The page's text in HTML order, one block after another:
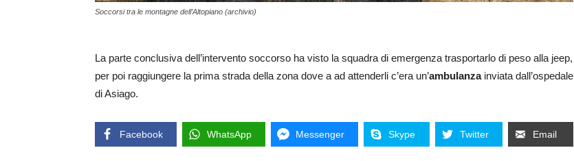
Soccorsi tra le montagne dell’Altopiano (archivio)
La parte conclusiva dell’intervento soccorso ha visto la squadra di emergenza trasportarlo di peso alla jeep,
per poi raggiungere la prima strada della zona dove a ad attenderli c’era un’ambulanzainviata dall’ospedale
di Asiago.
Facebook WhatsApp Messenger Skype Twitter Email